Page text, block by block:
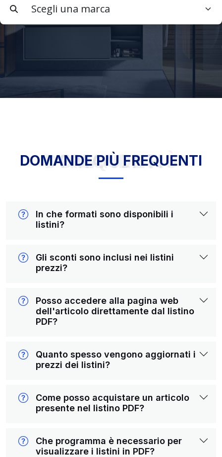
DOMANDE PIÙ FREQUENTI
DOMANDE PIÙ FREQUENTI
In che formati sono disponibili i
listini?
Gli sconti sono inclusi nei listini
prezzi?
Posso accedere alla pagina web
dell'articolo direttamente dal listino
PDF?
Quanto spesso vengono aggiornati i
prezzi dei listini?
Come posso acquistare un articolo
presente nel listino PDF?
Che programma è necessario per
visualizzare i listini in PDF?